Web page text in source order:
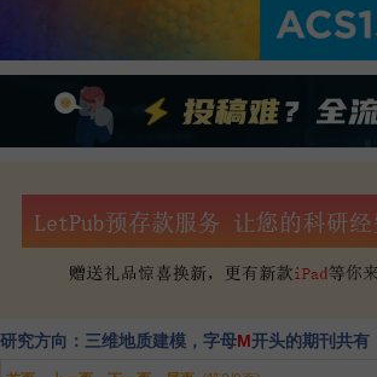
研究方向：三维地质建模，字母M开头的期刊共有